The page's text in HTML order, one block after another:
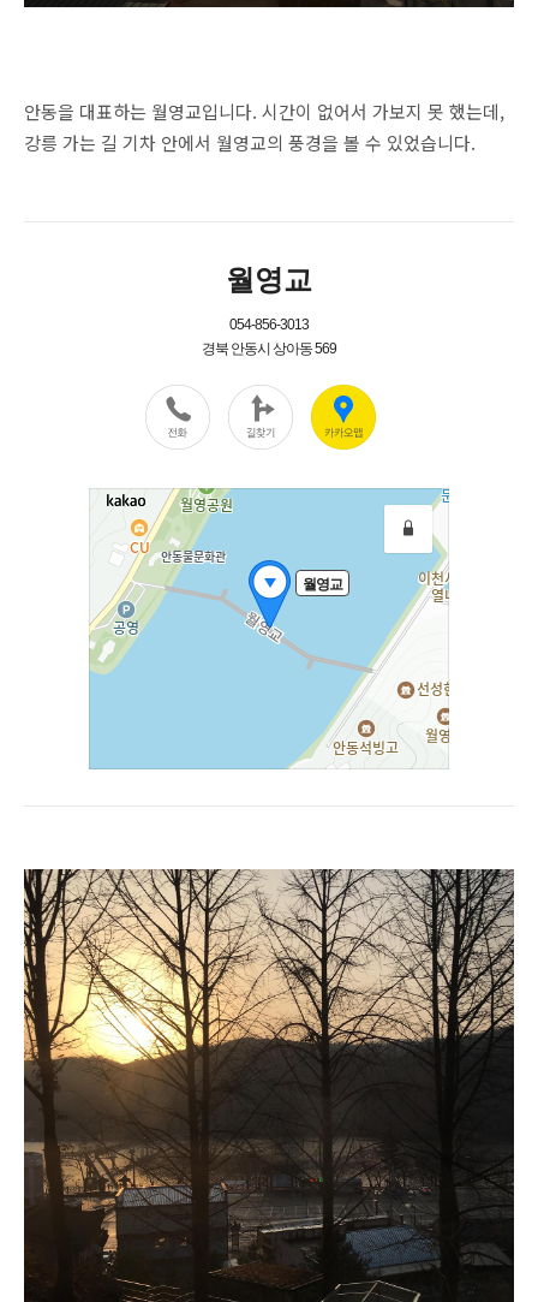
안동을 대표하는 월영교입니다. 시간이 없어서 가보지 못 했는데,
강릉 가는 길 기차 안에서 월영교의 풍경을 볼 수 있었습니다.